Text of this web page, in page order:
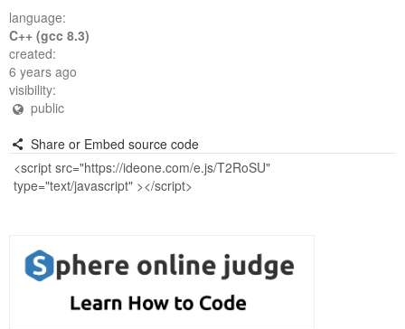
language:
C++ (gcc 8.3)
created:
6 years ago
visibility:
public
Share or Embed source code